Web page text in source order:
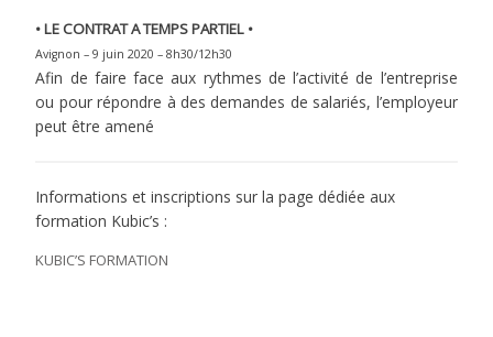
• LE CONTRAT A TEMPS PARTIEL •
Avignon – 9 juin 2020 – 8h30/12h30
Afin de faire face aux rythmes de l’activité de l’entreprise
ou pour répondre à des demandes de salariés, l’employeur
peut être amené
Informations et inscriptions sur la page dédiée aux
formation Kubic’s :
KUBIC’S FORMATION